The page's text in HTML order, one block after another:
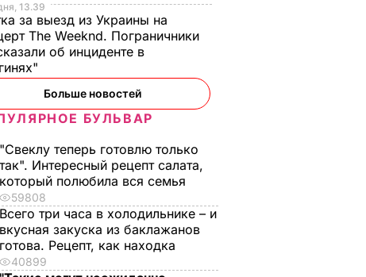
13.39
за выезд из Украины на
The Weeknd. Пограничники
об инциденте в
Больше новостей
БУЛЬВАР
"Свеклу теперь готовлю только
так". Интересный рецепт салата,
который полюбила вся семья
59808
Всего три часа в холодильнике – и
вкусная закуска из баклажанов
готова. Рецепт, как находка
40899